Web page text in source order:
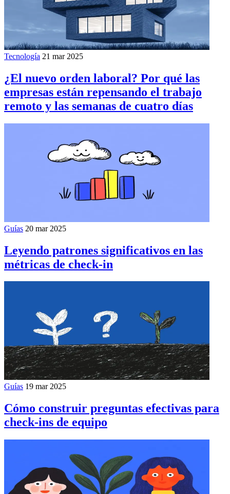
Tecnología 21 mar 2025
¿El nuevo orden laboral? Por qué las
empresas están repensando el trabajo
remoto y las semanas de cuatro días
Guías 20 mar 2025
Leyendo patrones significativos en las
métricas de check-in
Guías 19 mar 2025
Cómo construir preguntas efectivas para
check-ins de equipo